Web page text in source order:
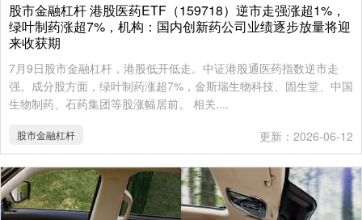
股市金融杠杆 港股医药ETF（159718）逆市走强涨超1%，
绿叶制药涨超7%，机构：国内创新药公司业绩逐步放量将迎
来收获期
7月9日股市金融杠杆，港股低开低走。中证港股通医药指数逆市走
强。成分股方面，绿叶制药涨超7%，金斯瑞生物科技、固生堂、中国
生物制药、石药集团等股涨幅居前。 相关....
股市金融杠杆 更新：2026-06-12